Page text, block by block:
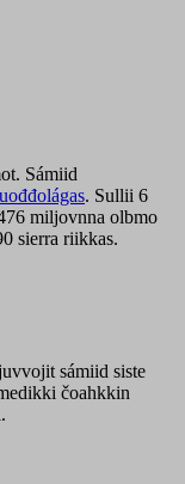
Sámiid
. Sullii 6
miljovnna olbmo
sierra riikkas.
sámiid siste
čoahkkin